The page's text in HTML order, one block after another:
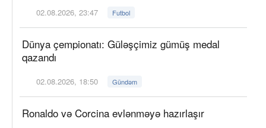
02.08.2026, 23:47 Futbol
Dünya çempionatı: Güləşçimiz gümüş medal
qazandı
02.08.2026, 18:50 Gündəm
Ronaldo və Corcina evlənməyə hazırlaşır